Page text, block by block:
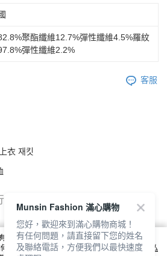
聚酯纖維12.7%彈性纖維4.5%羅紋
彈性纖維2.2%
客服
衣 재킷
關本網站使用 cookie 方式之詳情，及若您不希
變更電腦的 cookie 設定，請參閱本網站「
隱私
Munsin Fashion 滿心購物
您好，歡迎來到滿心購物商城！
有任何問題，請直接留下您的姓名
及聯絡電話，方便我們以最快速度